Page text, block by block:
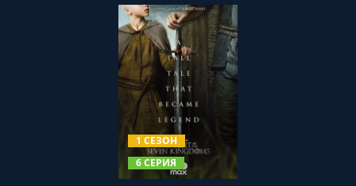
1 СЕЗОН
6 СЕРИЯ
СМОТРЕТЬ ОНЛАЙН